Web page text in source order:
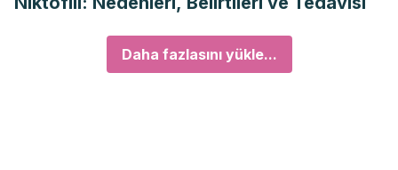
Daha fazlasını yükle...